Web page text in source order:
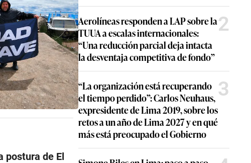
postura de El
Aerolíneas responden a LAP sobre la
TUUA a escalas internacionales:
“Una reducción parcial deja intacta
la desventaja competitiva de fondo”
2
“La organización está recuperando
el tiempo perdido”: Carlos Neuhaus,
expresidente de Lima 2019, sobre los
retos a un año de Lima 2027 y en qué
más está preocupado el Gobierno
3